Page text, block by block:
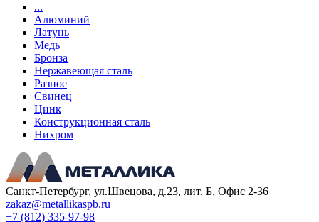
...
Алюминий
Латунь
Медь
Бронза
Нержавеющая сталь
Разное
Свинец
Цинк
Конструкционная сталь
Нихром
Санкт-Петербург, ул.Швецова, д.23, лит. Б, Офис 2-36
zakaz@metallikaspb.ru
+7 (812) 335-97-98